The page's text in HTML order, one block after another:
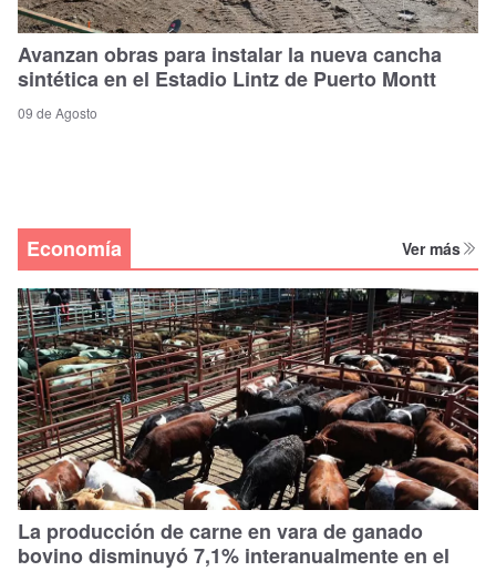
Avanzan obras para instalar la nueva cancha
sintética en el Estadio Lintz de Puerto Montt
09 de Agosto
Economía Ver más
La producción de carne en vara de ganado
bovino disminuyó 7,1% interanualmente en el